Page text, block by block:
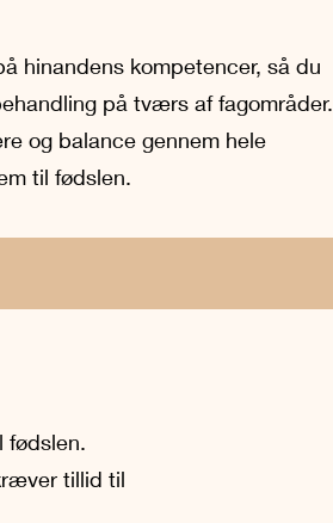
hinandens kompetencer, så du
på tværs af fagområder.
og balance gennem hele
til fødslen.
fødslen.
tillid til